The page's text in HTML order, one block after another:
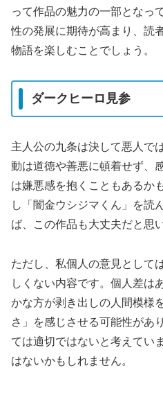
って作品の魅力の一部となっ
性の発展に期待が高まり、読
物語を楽しむことでしょう。
ダークヒーロ見参
主人公の九条は決して悪人で
動は道徳や善悪に頓着せず、
は嫌悪感を抱くこともあるか
し「闇金ウシジマくん」を読
ば、この作品も大丈夫だと思
ただし、私個人の意見として
しくない内容です。個人差は
かな方が剥き出しの人間模様
さ」を感じさせる可能性があ
ては適切ではないと考えてい
はないかもしれません。